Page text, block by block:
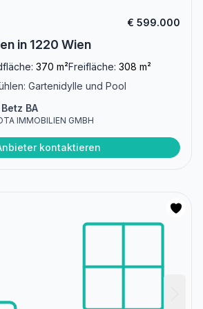
€ 599.000
in 1220 Wien
370 m²Freifläche: 308 m²
Gartenidylle und Pool
BA
IMMOBILIEN GMBH
kontaktieren